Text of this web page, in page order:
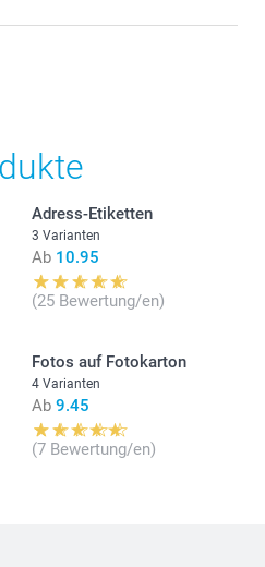
Adress-Etiketten
3 Varianten
Ab 10.95
(25 Bewertung/en)
Fotos auf Fotokarton
4 Varianten
Ab 9.45
(7 Bewertung/en)